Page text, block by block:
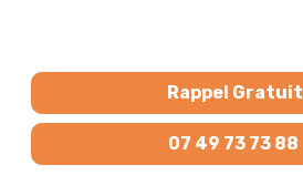
Rappel Gratuit
07 49 73 73 88